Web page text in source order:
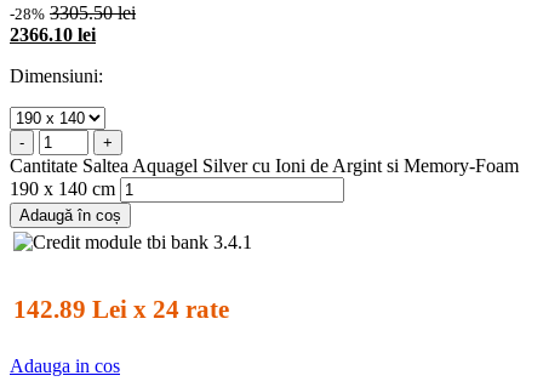
-28% 3305.50 lei
2366.10 lei
Dimensiuni:
- +
Cantitate Saltea Aquagel Silver cu Ioni de Argint si Memory-Foam
190 x 140 cm
Adaugă în coș
142.89 Lei x 24 rate
Adauga in cos